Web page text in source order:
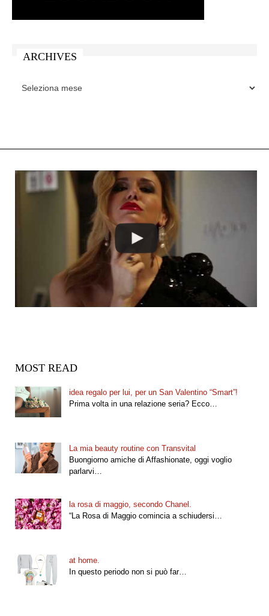
ARCHIVES
MOST READ
idea regalo per lui, per un San Valentino “Smart”!
Prima volta in una relazione seria? Ecco…
La mia beauty routine con Transvital
Buongiorno amiche di Affashionate, oggi voglio
parlarvi…
la rosa di maggio, secondo Chanel.
“La Rosa di Maggio comincia a schiudersi…
at home.
In questo periodo non si può far…